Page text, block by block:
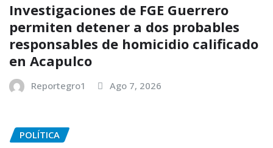
Investigaciones de FGE Guerrero
permiten detener a dos probables
responsables de homicidio calificado
en Acapulco
Reportegro1 Ago 7, 2026
POLÍTICA